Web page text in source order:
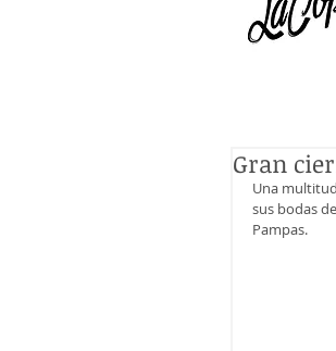
Gran
Una
sus bodas
Pampas.